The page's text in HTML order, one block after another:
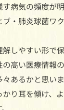
病気の頻度が
・肺炎球菌ワ
しやすい形で
高い医療情報
あるかと思いま
り耳を傾け、